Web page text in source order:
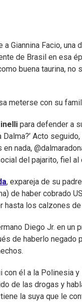
Giannina Facio,
de Brasil en esa
buena taurina, no
meterse con su
para defender a
Dalma?’ Acto
nada,
del pajarito, fiel
, expareja de su
de haber cobrado
hasta los calzones de
Diego Jr. en
de haberlo negado
él a la Polinesia
de las drogas y
la suya que le